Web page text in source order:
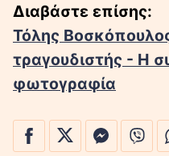
Διαβάστε επίσης:
Τόλης
τραγουδιστής - Η
φωτογραφία